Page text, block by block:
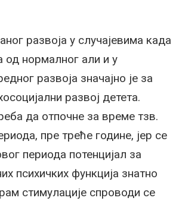
развоја у случајевима када
од нормалног али и у
развоја значајно је за
развој детета.
да отпочне за време тзв.
пре треће године, јер се
периода потенцијал за
психичких функција знатно
стимулације спроводи се